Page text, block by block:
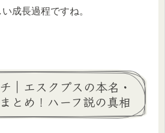
成長過程ですね。
｜エスクプスの本名・
とめ！ハーフ説の真相